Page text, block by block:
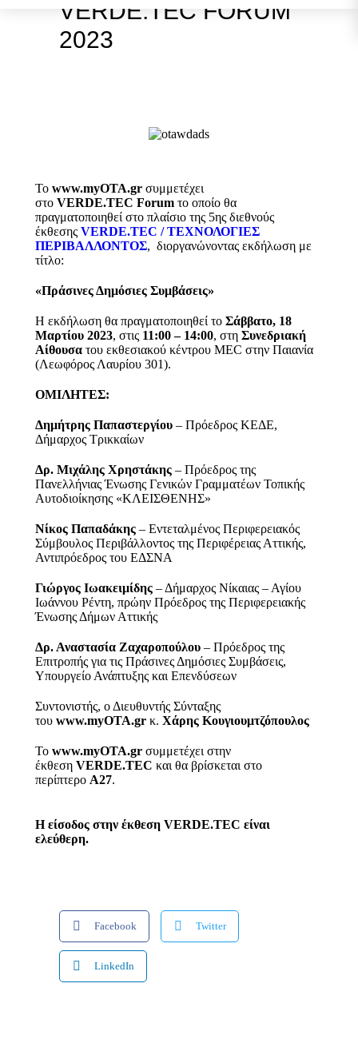
VERDE.TEC FORUM
2023
Το www.myOTA.gr συμμετέχει
στο VERDE.TEC Forum το οποίο θα
πραγματοποιηθεί στο πλαίσιο της 5ης διεθνούς
έκθεσης VERDE.TEC / ΤΕΧΝΟΛΟΓΙΕΣ
ΠΕΡΙΒΑΛΛΟΝΤΟΣ, διοργανώνοντας εκδήλωση με
τίτλο:
«Πράσινες Δημόσιες Συμβάσεις»
Η εκδήλωση θα πραγματοποιηθεί τo Σάββατο, 18
Μαρτίου 2023, στις 11:00 – 14:00, στη Συνεδριακή
Αίθουσα του εκθεσιακού κέντρου MEC στην Παιανία
(Λεωφόρος Λαυρίου 301).
ΟΜΙΛΗΤΕΣ:
Δημήτρης Παπαστεργίου – Πρόεδρος ΚΕΔΕ,
Δήμαρχος Τρικκαίων
Δρ. Μιχάλης Χρηστάκης – Πρόεδρος της
Πανελλήνιας Ένωσης Γενικών Γραμματέων Τοπικής
Αυτοδιοίκησης «ΚΛΕΙΣΘΕΝΗΣ»
Νίκος Παπαδάκης – Εντεταλμένος Περιφερειακός
Σύμβουλος Περιβάλλοντος της Περιφέρειας Αττικής,
Αντιπρόεδρος του ΕΔΣΝΑ
Γιώργος Ιωακειμίδης – Δήμαρχος Νίκαιας – Αγίου
Ιωάννου Ρέντη, πρώην Πρόεδρος της Περιφερειακής
Ένωσης Δήμων Αττικής
Δρ. Αναστασία Ζαχαροπούλου – Πρόεδρος της
Επιτροπής για τις Πράσινες Δημόσιες Συμβάσεις,
Υπουργείο Ανάπτυξης και Επενδύσεων
Συντονιστής, ο Διευθυντής Σύνταξης
του www.myOTA.gr κ. Χάρης Κουγιουμτζόπουλος
Το www.myOTA.gr συμμετέχει στην
έκθεση VERDE.TEC και θα βρίσκεται στο
περίπτερο Α27.
Η είσοδος στην έκθεση VERDE.TEC είναι
ελεύθερη.
Facebook Twitter
LinkedIn